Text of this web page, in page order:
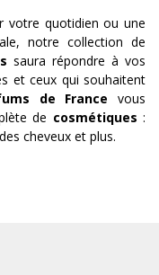
votre quotidien ou une
notre collection de
saura répondre à vos
et ceux qui souhaitent
de France vous
de cosmétiques :
cheveux et plus.